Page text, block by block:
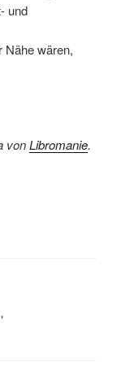
und
Nähe wären,
vonLibromanie.
,